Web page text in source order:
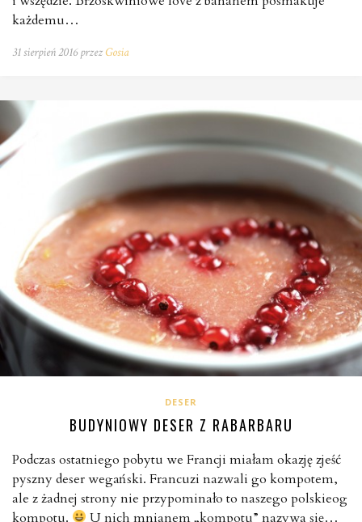
każdemu…
31 sierpień 2016 przezGosia
DESER
BUDYNIOWY DESER Z RABARBARU
Podczas ostatniego pobytu we Francji miałam okazję zjeść
pyszny deser wegański. Francuzi nazwali go kompotem,
ale z żadnej strony nie przypominało to naszego polskieog
kompotu.
U nich mnianem „kompotu” nazywa się…